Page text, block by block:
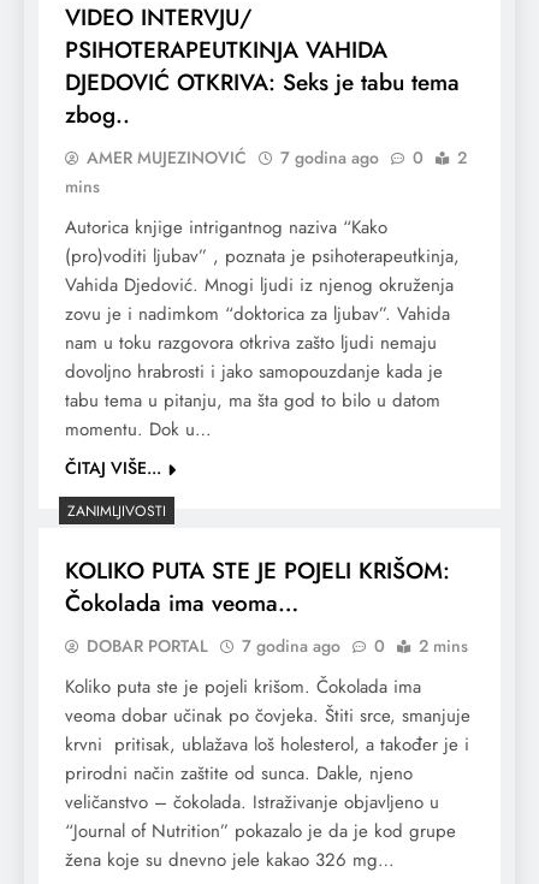
VIDEO INTERVJU/
PSIHOTERAPEUTKINJA VAHIDA
DJEDOVIĆ OTKRIVA: Seks je tabu tema
zbog..
AMER MUJEZINOVIĆ 7 godina ago 0
2
mins
Autorica knjige intrigantnog naziva “Kako
(pro)voditi ljubav” , poznata je psihoterapeutkinja,
Vahida Djedović. Mnogi ljudi iz njenog okruženja
zovu je i nadimkom “doktorica za ljubav”. Vahida
nam u toku razgovora otkriva zašto ljudi nemaju
dovoljno hrabrosti i jako samopouzdanje kada je
tabu tema u pitanju, ma šta god to bilo u datom
momentu. Dok u…
ČITAJ VIŠE...
ZANIMLJIVOSTI
KOLIKO PUTA STE JE POJELI KRIŠOM:
Čokolada ima veoma…
DOBAR PORTAL 7 godina ago 0 2 mins
Koliko puta ste je pojeli krišom. Čokolada ima
veoma dobar učinak po čovjeka. Štiti srce, smanjuje
krvni pritisak, ublažava loš holesterol, a također je i
prirodni način zaštite od sunca. Dakle, njeno
veličanstvo – čokolada. Istraživanje objavljeno u
“Journal of Nutrition” pokazalo je da je kod grupe
žena koje su dnevno jele kakao 326 mg…